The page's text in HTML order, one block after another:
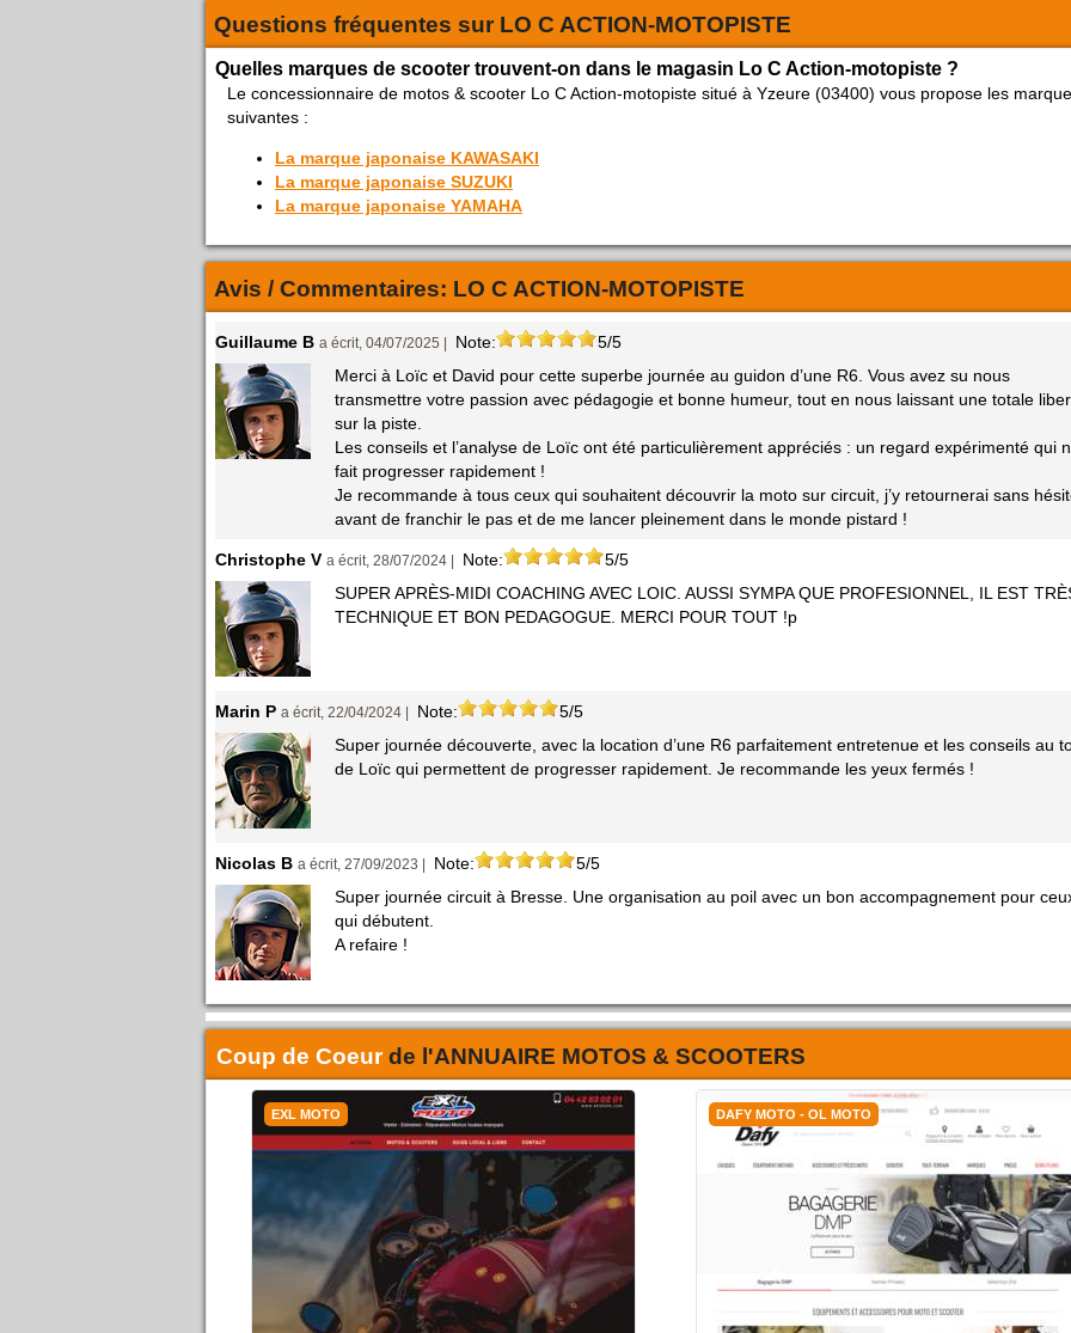
Questions fréquentes sur LO C ACTION-MOTOPISTE
Quelles marques de scooter trouvent-on dans le magasin Lo C Action-motopiste ?
Le concessionnaire de motos & scooter Lo C Action-motopiste situé à Yzeure (03400) vous propose les
suivantes :
La marque japonaise KAWASAKI
La marque japonaise SUZUKI
La marque japonaise YAMAHA
Avis / Commentaires: LO C ACTION-MOTOPISTE
Guillaume B a écrit, 04/07/2025 | Note:
5/5
Merci à Loïc et David pour cette superbe journée au guidon d’une R6. Vous avez su nous
transmettre votre passion avec pédagogie et bonne humeur, tout en nous laissant une totale
sur la piste.
Les conseils et l’analyse de Loïc ont été particulièrement appréciés : un regard expérimenté qui
fait progresser rapidement !
Je recommande à tous ceux qui souhaitent découvrir la moto sur circuit, j’y retournerai sans
avant de franchir le pas et de me lancer pleinement dans le monde pistard !
Christophe V a écrit, 28/07/2024 | Note:
5/5
SUPER APRÈS-MIDI COACHING AVEC LOIC. AUSSI SYMPA QUE PROFESIONNEL, IL EST
TECHNIQUE ET BON PEDAGOGUE. MERCI POUR TOUT !p
Marin P a écrit, 22/04/2024 | Note:
5/5
Super journée découverte, avec la location d’une R6 parfaitement entretenue et les conseils au
de Loïc qui permettent de progresser rapidement. Je recommande les yeux fermés !
Nicolas B a écrit, 27/09/2023 | Note:
5/5
Super journée circuit à Bresse. Une organisation au poil avec un bon accompagnement pour
qui débutent.
A refaire !
Coup de Coeurde l'ANNUAIRE MOTOS & SCOOTERS
EXL MOTO DAFY MOTO - OL MOTO